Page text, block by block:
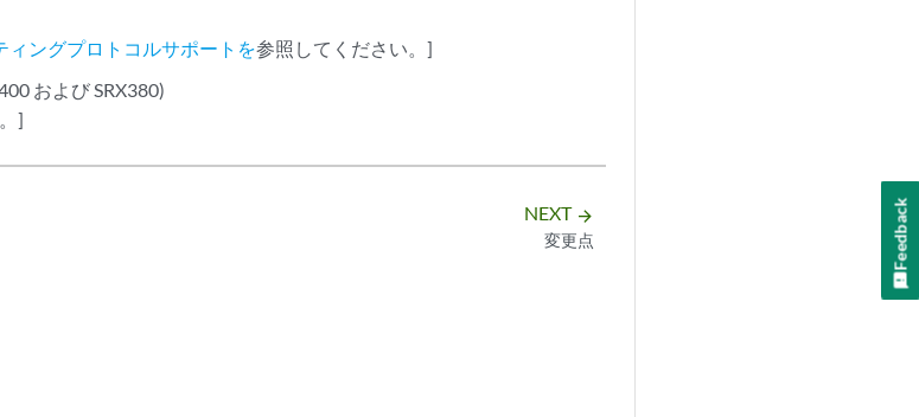
ィングプロトコルサポートを参照してください。]
および SRX380)
]
NEXT arrow_forward
変更点 Feedback